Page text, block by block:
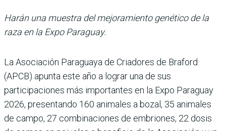
Harán una muestra del mejoramiento genético de la
raza en la Expo Paraguay.
La Asociación Paraguaya de Criadores de Braford
(APCB) apunta este año a lograr una de sus
participaciones más importantes en la Expo Para­guay
2026, presentando 160 animales a bozal, 35 anima­les
de campo, 27 combinacio­nes de embriones, 22 dosis